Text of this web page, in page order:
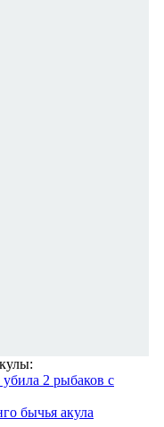
2 рыбаков с
бычья акула